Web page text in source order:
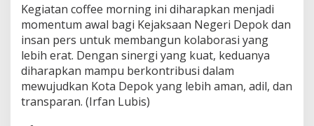
Kegiatan coffee morning ini diharapkan menjadi
momentum awal bagi Kejaksaan Negeri Depok dan
insan pers untuk membangun kolaborasi yang
lebih erat. Dengan sinergi yang kuat, keduanya
diharapkan mampu berkontribusi dalam
mewujudkan Kota Depok yang lebih aman, adil, dan
transparan. (Irfan Lubis)